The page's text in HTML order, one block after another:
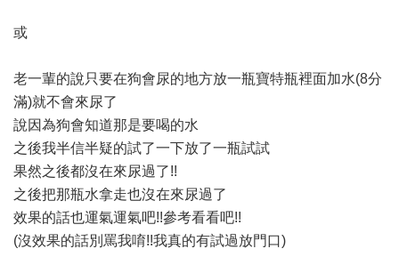
或
老一輩的說只要在狗會尿的地方放一瓶寶特瓶裡面加水(8分
滿)就不會來尿了
說因為狗會知道那是要喝的水
之後我半信半疑的試了一下放了一瓶試試
果然之後都沒在來尿過了!!
之後把那瓶水拿走也沒在來尿過了
效果的話也運氣運氣吧!!參考看看吧!!
(沒效果的話別罵我唷!!我真的有試過放門口)